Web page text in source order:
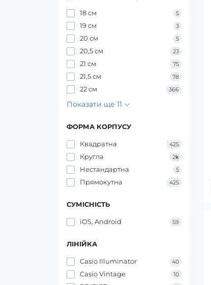
18 см 5
19 см 3
20 см 5
20,5 см 23
21 см 75
21,5 см 78
22 см 366
Показати ще 11
ФОРМА КОРПУСУ
Квадратна 425
Кругла 2k
Нестандартна 5
Прямокутна 425
СУМІСНІСТЬ
iOS, Android 59
ЛІНІЙКА
Casio Illuminator 40
Casio Vintage 10